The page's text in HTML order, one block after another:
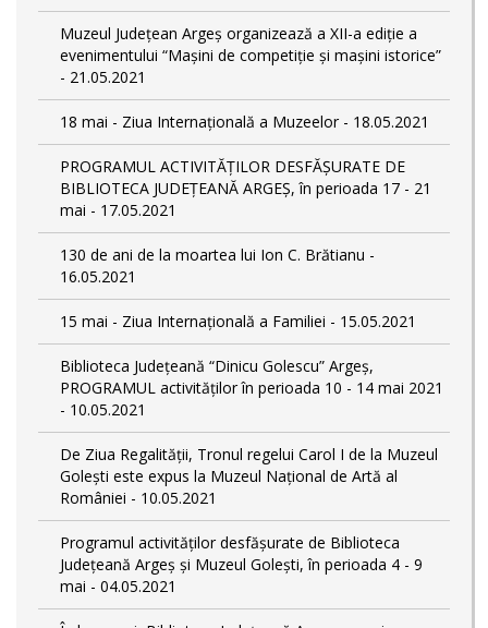
Muzeul Județean Argeș organizează a XII-a ediție a
evenimentului “Mașini de competiție și mașini istorice”
- 21.05.2021
18 mai - Ziua Internațională a Muzeelor - 18.05.2021
PROGRAMUL ACTIVITĂȚILOR DESFĂȘURATE DE
BIBLIOTECA JUDEȚEANĂ ARGEȘ, în perioada 17 - 21
mai - 17.05.2021
130 de ani de la moartea lui Ion C. Brătianu -
16.05.2021
15 mai - Ziua Internațională a Familiei - 15.05.2021
Biblioteca Județeană “Dinicu Golescu” Argeș,
PROGRAMUL activităților în perioada 10 - 14 mai 2021
- 10.05.2021
De Ziua Regalității, Tronul regelui Carol I de la Muzeul
Golești este expus la Muzeul Naţional de Artă al
României - 10.05.2021
Programul activităților desfășurate de Biblioteca
Județeană Argeș și Muzeul Golești, în perioada 4 - 9
mai - 04.05.2021